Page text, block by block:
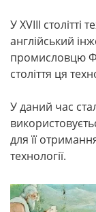
У XVIII столітті
англійський
промисловцю
століття ця
У даний час
для її
технології.